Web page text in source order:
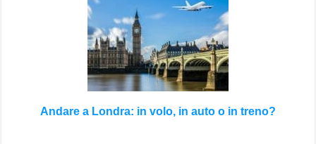
Andare a Londra: in volo, in auto o in treno?